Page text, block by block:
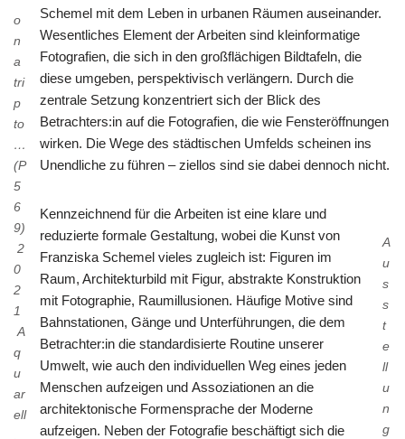
o
n
a
tri
p
to
…
(P
5
6
9)
2
0
2
1
A
q
u
ar
ell
Schemel mit dem Leben in urbanen Räumen auseinander.
Wesentliches Element der Arbeiten sind kleinformatige
Fotografien, die sich in den großflächigen Bildtafeln, die
diese umgeben, perspektivisch verlängern. Durch die
zentrale Setzung konzentriert sich der Blick des
Betrachters:in auf die Fotografien, die wie Fensteröffnungen
wirken. Die Wege des städtischen Umfelds scheinen ins
Unendliche zu führen – ziellos sind sie dabei dennoch nicht.
A
u
s
s
t
e
ll
u
n
g
Kennzeichnend für die Arbeiten ist eine klare und
reduzierte formale Gestaltung, wobei die Kunst von
Franziska Schemel vieles zugleich ist: Figuren im
Raum, Architekturbild mit Figur, abstrakte Konstruktion
mit Fotographie, Raumillusionen. Häufige Motive sind
Bahnstationen, Gänge und Unterführungen, die dem
Betrachter:in die standardisierte Routine unserer
Umwelt, wie auch den individuellen Weg eines jeden
Menschen aufzeigen und Assoziationen an die
architektonische Formensprache der Moderne
aufzeigen. Neben der Fotografie beschäftigt sich die